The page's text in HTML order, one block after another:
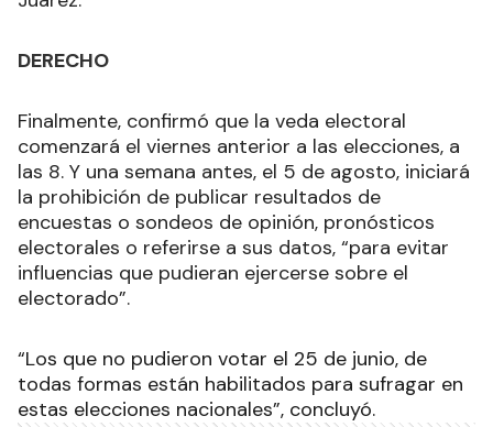
DERECHO
Finalmente, confirmó que la veda electoral
comenzará el viernes anterior a las elecciones, a
las 8. Y una semana antes, el 5 de agosto, iniciará
la prohibición de publicar resultados de
encuestas o sondeos de opinión, pronósticos
electorales o referirse a sus datos, “para evitar
influencias que pudieran ejercerse sobre el
electorado”.
“Los que no pudieron votar el 25 de junio, de
todas formas están habilitados para sufragar en
estas elecciones nacionales”, concluyó.